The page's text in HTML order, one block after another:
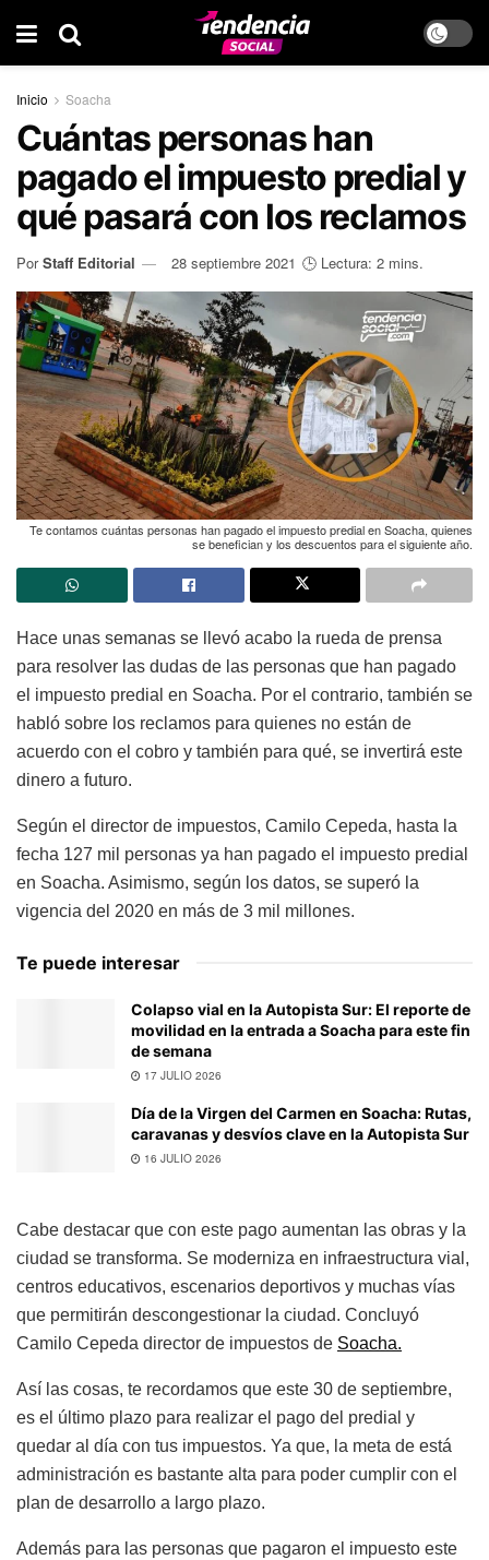
Inicio Soacha
Cuántas personas han
pagado el impuesto predial y
qué pasará con los reclamos
Por Staff Editorial 28 septiembre 2021 🕒 Lectura: 2 mins.
Te contamos cuántas personas han pagado el impuesto predial en Soacha, quienes
se benefician y los descuentos para el siguiente año.
Hace unas semanas se llevó acabo la rueda de prensa
para resolver las dudas de las personas que han pagado
el impuesto predial en Soacha. Por el contrario, también se
habló sobre los reclamos para quienes no están de
acuerdo con el cobro y también para qué, se invertirá este
dinero a futuro.
Según el director de impuestos, Camilo Cepeda, hasta la
fecha 127 mil personas ya han pagado el impuesto predial
en Soacha. Asimismo, según los datos, se superó la
vigencia del 2020 en más de 3 mil millones.
Te puede interesar
Colapso vial en la Autopista Sur: El reporte de
movilidad en la entrada a Soacha para este fin
de semana
17 JULIO 2026
Día de la Virgen del Carmen en Soacha: Rutas,
caravanas y desvíos clave en la Autopista Sur
16 JULIO 2026
Cabe destacar que con este pago aumentan las obras y la
ciudad se transforma. Se moderniza en infraestructura vial,
centros educativos, escenarios deportivos y muchas vías
que permitirán descongestionar la ciudad. Concluyó
Camilo Cepeda director de impuestos de Soacha.
Así las cosas, te recordamos que este 30 de septiembre,
es el último plazo para realizar el pago del predial y
quedar al día con tus impuestos. Ya que, la meta de está
administración es bastante alta para poder cumplir con el
plan de desarrollo a largo plazo.
Además para las personas que pagaron el impuesto este